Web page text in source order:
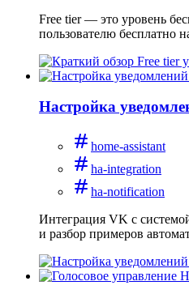
Free tier — это уровень
пользователю бесплатно
Настройка
home-assistant
ha-integration
ha-notification
Интеграция VK с
и разбор примеров